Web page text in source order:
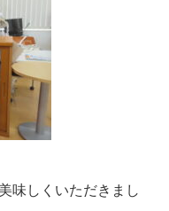
味しくいただきまし